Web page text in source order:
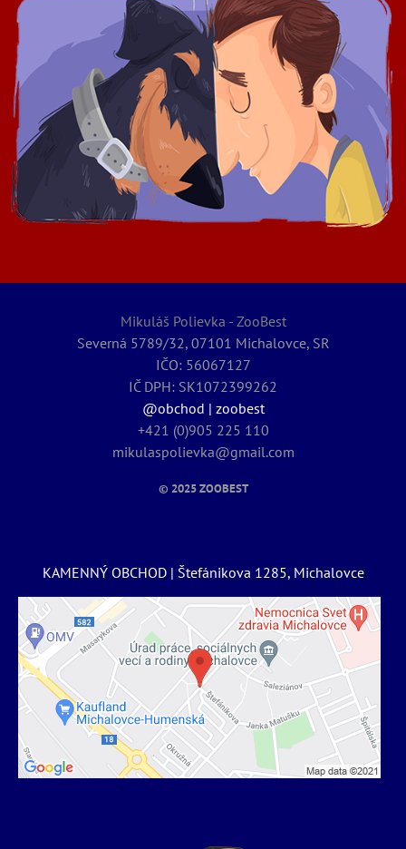
Mikuláš Polievka - ZooBest
Severná 5789/32, 07101 Michalovce, SR
IČO: 56067127
IČ DPH: SK1072399262
@obchod | zoobest
+421 (0)905 225 110
mikulaspolievka@gmail.com
© 2025ZOOBEST
KAMENNÝ OBCHOD | Štefánikova 1285, Michalovce